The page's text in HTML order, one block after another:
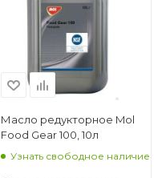
Масло редукторное Mol
Food Gear 100, 10л
Узнать свободное наличие